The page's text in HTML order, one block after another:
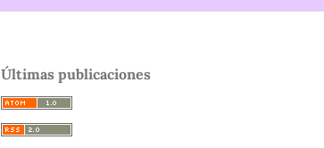
Últimas publicaciones